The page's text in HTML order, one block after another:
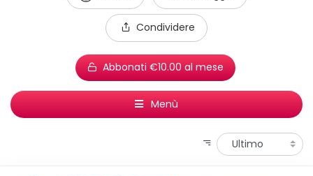
Condividere
Abbonati €10.00 al mese
Menù